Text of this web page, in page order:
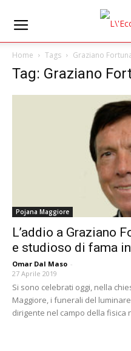
Home Tags Graziano
Tag: Graziano
Pojana Maggiore
L’addio a Graziano
e studioso di fama
Omar Dal Maso -
27 Aprile 2019
Si sono celebrati oggi, nella
Maggiore, i funerali del
dirigente nel campo della fisica